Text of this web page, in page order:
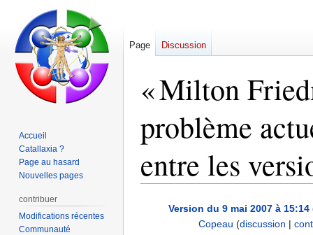
« Milton
problème
entre les
Version du 9 mai 2007 à 15:14
Copeau (discussion |
Page Discussion
Accueil
Catallaxia ?
Page au hasard
Nouvelles pages
contribuer
Modifications récentes
Communauté